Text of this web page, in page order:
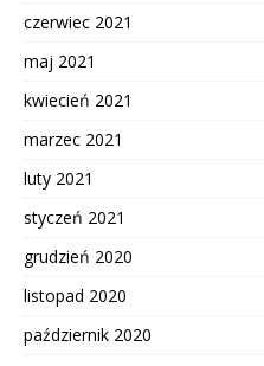
czerwiec 2021
maj 2021
kwiecień 2021
marzec 2021
luty 2021
styczeń 2021
grudzień 2020
listopad 2020
październik 2020